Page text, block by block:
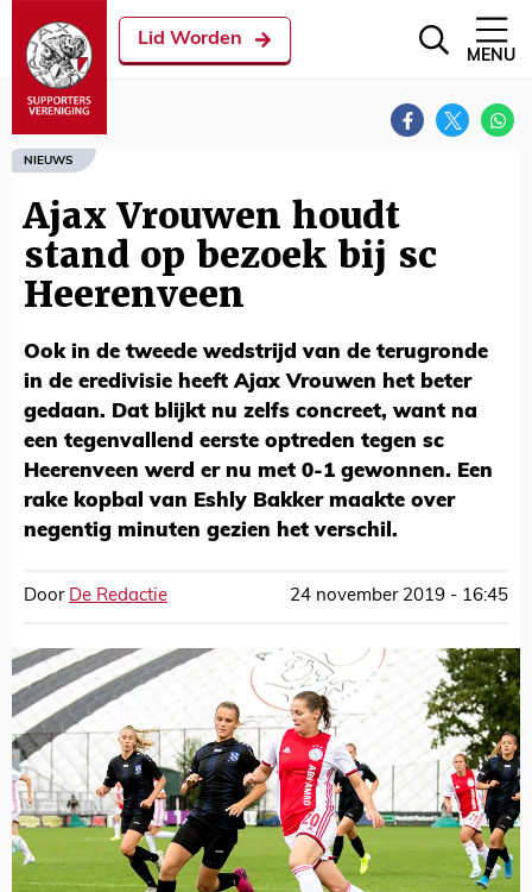
Lid Worden
MENU
NIEUWS
Ajax Vrouwen houdt
stand op bezoek bij sc
Heerenveen
Ook in de tweede wedstrijd van de terugronde
in de eredivisie heeft Ajax Vrouwen het beter
gedaan. Dat blijkt nu zelfs concreet, want na
een tegenvallend eerste optreden tegen sc
Heerenveen werd er nu met 0-1 gewonnen. Een
rake kopbal van Eshly Bakker maakte over
negentig minuten gezien het verschil.
Door De Redactie 24 november 2019 - 16:45